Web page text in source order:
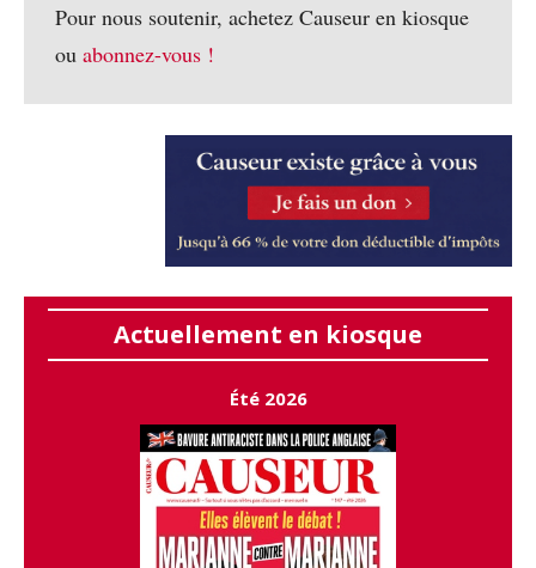
Pour nous soutenir, achetez Causeur en kiosque
ou abonnez-vous !
Actuellement en kiosque
Été 2026